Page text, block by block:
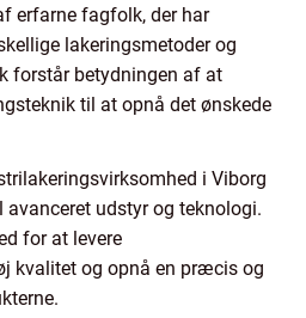
erfarne fagfolk, der har
lakeringsmetoder og
forstår betydningen af at
til at opnå det ønskede
i Viborg
udstyr og teknologi.
for at levere
kvalitet og opnå en præcis og